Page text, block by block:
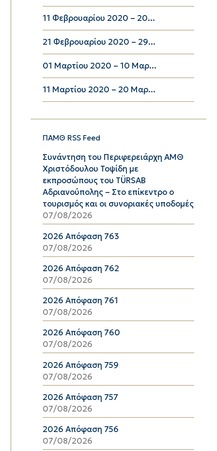
11 Φεβρουαρίου 2020 – 20...
21 Φεβρουαρίου 2020 – 29...
01 Μαρτίου 2020 – 10 Μαρ...
11 Μαρτίου 2020 – 20 Μαρ...
ΠΑΜΘ RSS Feed
Συνάντηση του Περιφερειάρχη ΑΜΘ
Χριστόδουλου Τοψίδη με
εκπροσώπους του TÜRSAB
Αδριανούπολης – Στο επίκεντρο ο
τουρισμός και οι συνοριακές υποδομές
07/08/2026
2026 Απόφαση 763
07/08/2026
2026 Απόφαση 762
07/08/2026
2026 Απόφαση 761
07/08/2026
2026 Απόφαση 760
07/08/2026
2026 Απόφαση 759
07/08/2026
2026 Απόφαση 757
07/08/2026
2026 Απόφαση 756
07/08/2026